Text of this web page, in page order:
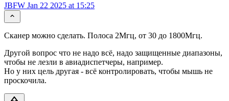
JBFW Jan 22 2025 at 15:25
Сканер можно сделать. Полоса 2Мгц, от 30 до 1800Мгц.
Другой вопрос что не надо всё, надо защищенные диапазоны,
чтобы не лезли в авиадиспетчеры, например.
Но у них цель другая - всё контролировать, чтобы мышь не
проскочила.